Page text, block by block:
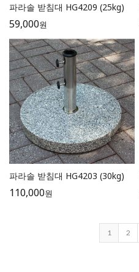
파라솔 받침대 HG4209 (25kg)
59,000원
파라솔 받침대 HG4203 (30kg)
110,000원
1 2